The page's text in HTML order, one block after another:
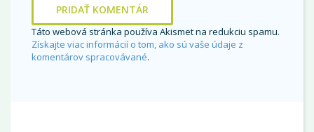
Táto webová stránka používa Akismet na redukciu spamu.
Získajte viac informácií o tom, ako sú vaše údaje z
komentárov spracovávané.